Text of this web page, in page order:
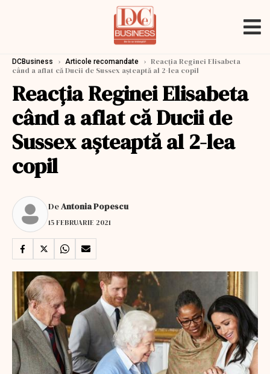
DCBusiness › Articole recomandate › Reacția Reginei Elisabeta
când a aflat că Ducii de Sussex așteaptă al 2-lea copil
Reacția Reginei Elisabeta
când a aflat că Ducii de
Sussex așteaptă al 2-lea
copil
DeAntonia Popescu
15 FEBRUARIE 2021